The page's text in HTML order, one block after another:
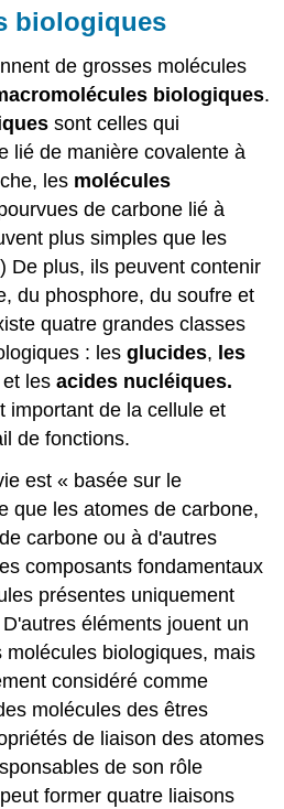
biologiques
de grosses molécules
biologiques.
sont celles qui
lié de manière covalente à
les molécules
de carbone lié à
plus simples que les
De plus, ils peuvent contenir
du phosphore, du soufre et
quatre grandes classes
: lesglucides, les
et lesacides nucléiques.
important de la cellule et
de fonctions.
est « basée sur le
que les atomes de carbone,
carbone ou à d'autres
composants fondamentaux
présentes uniquement
éléments jouent un
biologiques, mais
considéré comme
molécules des êtres
de liaison des atomes
de son rôle
former quatre liaisons